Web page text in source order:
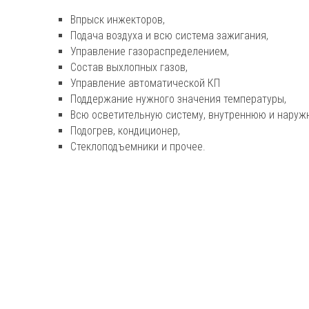
Впрыск инжекторов,
Подача воздуха и всю система зажигания,
Управление газораспределением,
Состав выхлопных газов,
Управление автоматической КП
Поддержание нужного значения температуры,
Всю осветительную систему, внутреннюю и
Подогрев, кондиционер,
Стеклоподъемники и прочее.